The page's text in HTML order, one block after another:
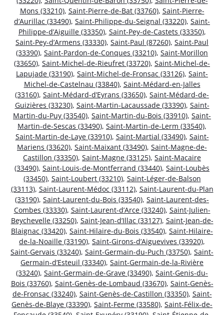
Mons (33210), Saint-Pierre-de-Bat (33760), Saint-Pierre-
d’Aurillac (33490), Saint-Philippe-du-Seignal (33220), Saint-
Philippe-d’Aiguille (33350), Saint-Pey-de-Castets (33350),
Saint-Pey-d’Armens (33330), Saint-Paul (87260), Saint-Paul
(33390), Saint-Pardon-de-Conques (33210), Saint-Morillon
(33650), Saint-Michel-de-Rieufret (33720), Saint-Michel-de-
Lapujade (33190), Saint-Michel-de-Fronsac (33126), Saint-
Michel-de-Castelnau (33840), Saint-Médard-en-Jalles
(33160), Saint-Médard-d’Eyrans (33650), Saint-Médard-de-
Guizières (33230), Saint-Martin-Lacaussade (33390), Saint-
Martin-du-Puy (33540), Saint-Martin-du-Bois (33910), Saint-
Martin-de-Sescas (33490), Saint-Martin-de-Lerm (33540),
Saint-Martin-de-Laye (33910), Saint-Martial (33490), Saint-
Mariens (33620), Saint-Maixant (33490), Saint-Magne-de-
Castillon (33350), Saint-Magne (33125), Saint-Macaire
(33490), Saint-Louis-de-Montferrand (33440), Saint-Loubès
(33450), Saint-Loubert (33210), Saint-Léger-de-Balson
(33113), Saint-Laurent-Médoc (33112), Saint-Laurent-du-Plan
(33190), Saint-Laurent-du-Bois (33540), Saint-Laurent-des-
Combes (33330), Saint-Laurent-d’Arce (33240), Saint-Julien-
Beychevelle (33250), Saint-Jean-d’Illac (33127), Saint-Jean-de-
Blaignac (33420), Saint-Hilaire-du-Bois (33540), Saint-Hilaire-
de-la-Noaille (33190), Saint-Girons-d’Aiguevives (33920),
Saint-Gervais (33240), Saint-Germain-du-Puch (33750), Saint-
Germain-d’Esteuil (33340), Saint-Germain-de-la-Rivière
(33240), Saint-Germain-de-Grave (33490), Saint-Genis-du-
Bois (33760), Saint-Genès-de-Lombaud (33670), Saint-Genès-
de-Fronsac (33240), Saint-Genès-de-Castillon (33350), Saint-
Genès-de-Blaye (33390), Saint-Ferme (33580), Saint-Félix-de-